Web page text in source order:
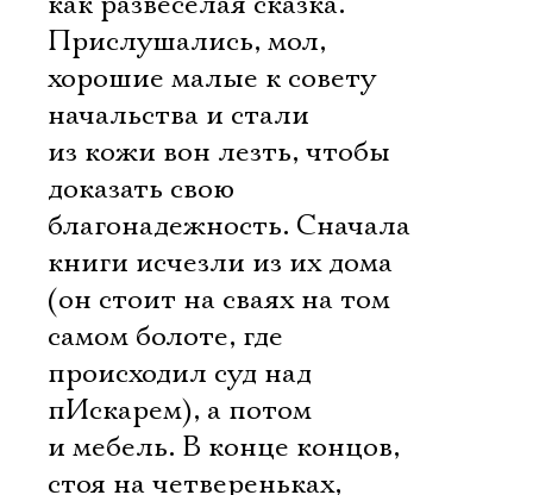
Прислушались, мол,
хорошие малые к совету
начальства и стали
из кожи вон лезть, чтобы
доказать свою
благонадежность. Сначала
книги исчезли из их дома
(он стоит на сваях на том
самом болоте, где
происходил суд над
пИскарем), а потом
и мебель. В конце концов,
стоя на четвереньках,